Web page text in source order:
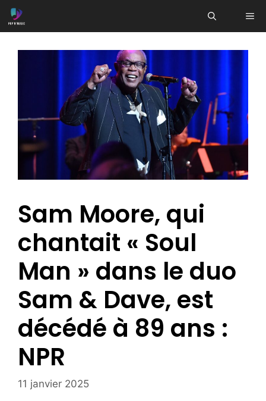
Aller
au
Sam Moore, qui
chantait « Soul
Man » dans le duo
Sam & Dave, est
décédé à 89 ans :
NPR
11 janvier 2025